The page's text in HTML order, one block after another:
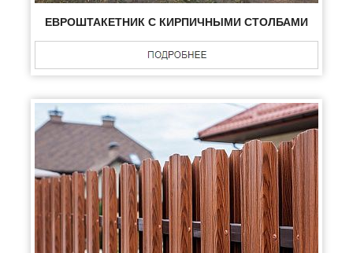
ЕВРОШТАКЕТНИК С КИРПИЧНЫМИ СТОЛБАМИ